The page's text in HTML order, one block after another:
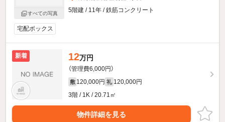
すべての写真
5階建 / 11年 / 鉄筋コンクリート
宅配ボックス
新着 12万円
（管理費6,000円）
敷 120,000円 礼 120,000円
3階 / 1K / 20.71㎡
物件詳細を見る